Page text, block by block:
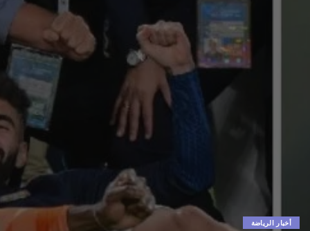
أخبار الرياضة